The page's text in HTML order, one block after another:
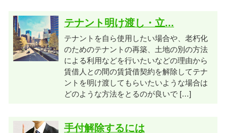
テナント明け渡し・立...
テナントを自ら使用したい場合や、老朽化
のためのテナントの再築、土地の別の方法
による利用などを行いたいなどの理由から
賃借人との間の賃貸借契約を解除してテナ
ントを明け渡してもらいたいような場合は
どのような方法をとるのが良いで […]
手付解除するには